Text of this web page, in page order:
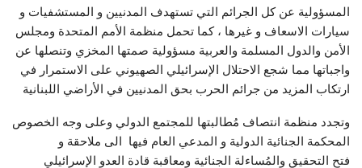
المسؤولية عن كل الجرائم التي تستهدف المدنيين و المستشفيات و
سيارات الاسعاف و غيرها ، كما تحمل منظمة الأمم المتحدة ومجلس
الأمن والدول المسلمة والعربية مسؤولية صمتها المخزي وتنصلها عن
واجباتها مما شجع الاحتلال الإسرائيلي الصهيوني على الاستمرار في
ارتكاب المزيد من جرائم الحرب بحق المدنيين في الأراضي اللبنانية
وتجدد منظمة انتصاف مُطالبتها للمجتمع الدولي وعلى وجه الخصوص
المحكمة الجنائية الدولية و المدعي العام فيها الى ملاحقة و
فتح التحقيق والمُساءلة الجنائية ومعاقبة قادة العدو الإسرائيلي